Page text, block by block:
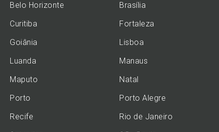
Belo Horizonte
Brasília
Curitiba
Fortaleza
Goiânia
Lisboa
Luanda
Manaus
Maputo
Natal
Porto
Porto Alegre
Recife
Rio de Janeiro